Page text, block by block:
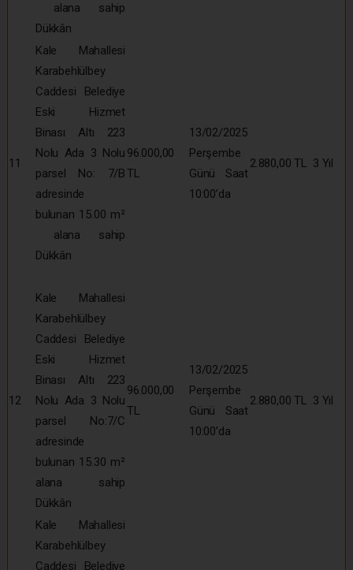
alana sahip
Dükkân
11
Kale Mahallesi
Karabehlülbey
Caddesi Belediye
Eski Hizmet
Binası Altı 223
Nolu Ada 3 Nolu
parsel No: 7/B
adresinde
bulunan 15.00 m²
alana sahip
Dükkân
96.000,00
TL
13/02/2025
Perşembe
Günü Saat
10:00’da
2.880,00 TL 3 Yıl
12
Kale Mahallesi
Karabehlülbey
Caddesi Belediye
Eski Hizmet
Binası Altı 223
Nolu Ada 3 Nolu
parsel No:7/C
adresinde
bulunan 15.30 m²
alana sahip
Dükkân
96.000,00
TL
13/02/2025
Perşembe
Günü Saat
10:00’da
2.880,00 TL 3 Yıl
Kale Mahallesi
Karabehlülbey
Caddesi Belediye